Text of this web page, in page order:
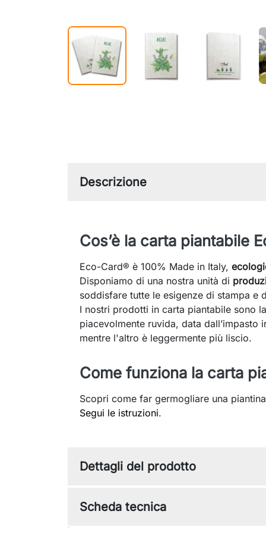
Descrizione
Cos’è la carta piantabile
Eco-Card® è 100% Made in Italy,
Disponiamo di una nostra unità di
soddisfare tutte le esigenze di stampa e
I nostri prodotti in carta piantabile sono
piacevolmente ruvida, data
mentre l'altro è leggermente più liscio.
Come funziona la carta
Scopri come far germogliare una
Segui le istruzioni.
Dettagli del prodotto
Scheda tecnica